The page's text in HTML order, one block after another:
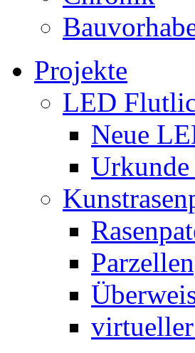
Projekte
LED
Neue